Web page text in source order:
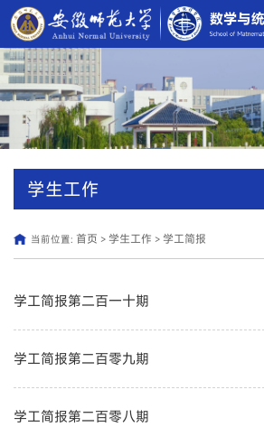
学生工作
当前位置: 首页 > 学生工作 > 学工简报
学工简报第二百一十期
学工简报第二百零九期
学工简报第二百零八期